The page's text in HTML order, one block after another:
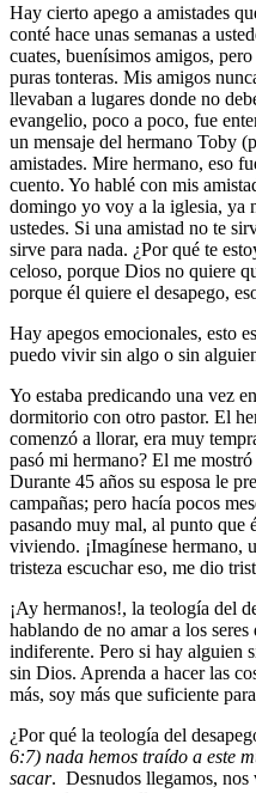
Hay cierto apego a amistades
conté hace unas semanas a
cuates, buenísimos amigos,
puras tonteras. Mis amigos
llevaban a lugares donde no
evangelio, poco a poco, fue
un mensaje del hermano Toby
amistades. Mire hermano, eso
cuento. Yo hablé con mis
domingo yo voy a la iglesia, ya
ustedes. Si una amistad no te
sirve para nada. ¿Por qué te
celoso, porque Dios no quiere
porque él quiere el desapego,
Hay apegos emocionales, esto
puedo vivir sin algo o sin
Yo estaba predicando una vez
dormitorio con otro pastor. El
comenzó a llorar, era muy
pasó mi hermano? El me
Durante 45 años su esposa le
campañas; pero hacía pocos
pasando muy mal, al punto que
viviendo. ¡Imagínese hermano,
tristeza escuchar eso, me dio
¡Ay hermanos!, la teología del
hablando de no amar a los
indiferente. Pero si hay alguien
sin Dios. Aprenda a hacer las
más, soy más que suficiente
¿Por qué la teología del
6:7) nada hemos traído a este
sacar. Desnudos llegamos, nos